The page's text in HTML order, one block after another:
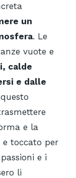
un
. Le
vuote e
calde
e dalle
e la
e toccato per
e i
lì